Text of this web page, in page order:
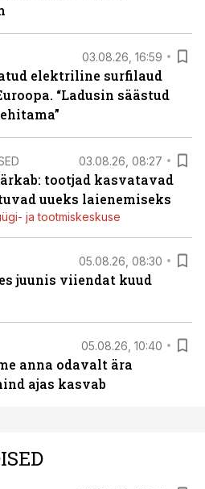
03.08.26, 16:59
elektriline surfilaud
“Ladusin säästud
03.08.26, 08:27
tootjad kasvatavad
uueks laienemiseks
ja tootmiskeskuse
05.08.26, 08:30
juunis viiendat kuud
05.08.26, 10:40
anna odavalt ära
ajas kasvab